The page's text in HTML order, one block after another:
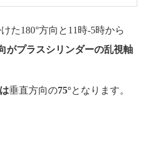
た180°方向と11時-5時から
がプラスシリンダーの乱視軸
垂直方向の75°となります。